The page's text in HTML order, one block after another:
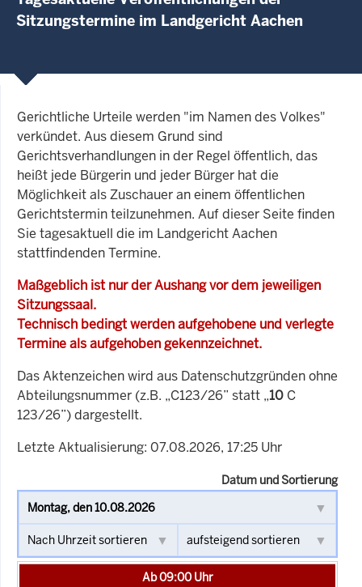
Sitzungstermine im Landgericht Aachen
Gerichtliche Urteile werden "im Namen des Volkes"
verkündet. Aus diesem Grund sind
Gerichtsverhandlungen in der Regel öffentlich, das
heißt jede Bürgerin und jeder Bürger hat die
Möglichkeit als Zuschauer an einem öffentlichen
Gerichtstermin teilzunehmen. Auf dieser Seite finden
Sie tagesaktuell die im Landgericht Aachen
stattfindenden Termine.
Maßgeblich ist nur der Aushang vor dem jeweiligen
Sitzungssaal.
Technisch bedingt werden aufgehobene und verlegte
Termine als aufgehoben gekennzeichnet.
Das Aktenzeichen wird aus Datenschutzgründen ohne
Abteilungsnummer (z.B. „C123/26” statt „10 C
123/26”) dargestellt.
Letzte Aktualisierung: 07.08.2026, 17:25 Uhr
Datum und Sortierung
Ab 09:00 Uhr